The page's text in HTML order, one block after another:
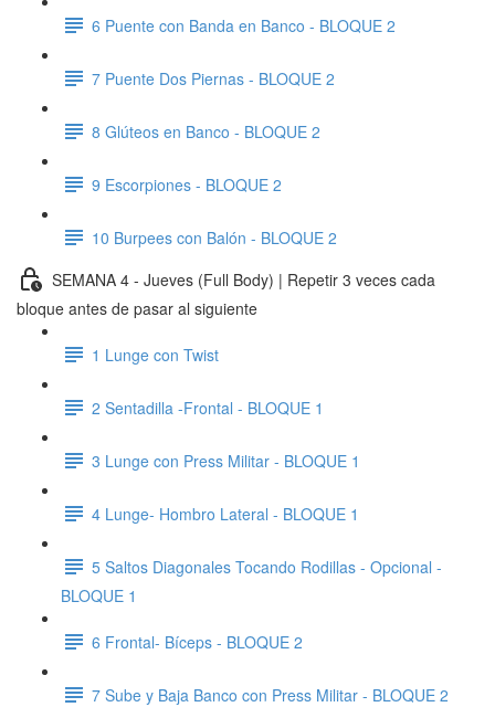
6 Puente con Banda en Banco - BLOQUE 2
7 Puente Dos Piernas - BLOQUE 2
8 Glúteos en Banco - BLOQUE 2
9 Escorpiones - BLOQUE 2
10 Burpees con Balón - BLOQUE 2
SEMANA 4 - Jueves (Full Body) | Repetir 3 veces cada
bloque antes de pasar al siguiente
1 Lunge con Twist
2 Sentadilla -Frontal - BLOQUE 1
3 Lunge con Press Militar - BLOQUE 1
4 Lunge- Hombro Lateral - BLOQUE 1
5 Saltos Diagonales Tocando Rodillas - Opcional -
BLOQUE 1
6 Frontal- Bíceps - BLOQUE 2
7 Sube y Baja Banco con Press Militar - BLOQUE 2